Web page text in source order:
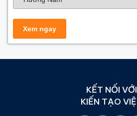
KẾT NỐI VỚI
KIẾN TẠO